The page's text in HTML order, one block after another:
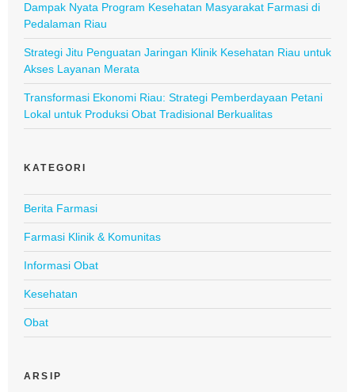
Dampak Nyata Program Kesehatan Masyarakat Farmasi di
Pedalaman Riau
Strategi Jitu Penguatan Jaringan Klinik Kesehatan Riau untuk
Akses Layanan Merata
Transformasi Ekonomi Riau: Strategi Pemberdayaan Petani
Lokal untuk Produksi Obat Tradisional Berkualitas
KATEGORI
Berita Farmasi
Farmasi Klinik & Komunitas
Informasi Obat
Kesehatan
Obat
ARSIP